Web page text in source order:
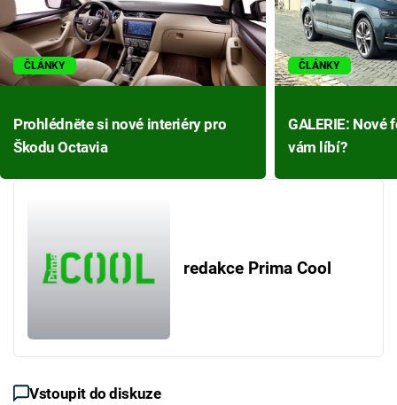
ČLÁNKY
Prohlédněte si nové interiéry pro
Škodu Octavia
ČLÁNKY
GALERIE: Nové
vám líbí?
redakce Prima Cool
Vstoupit do diskuze